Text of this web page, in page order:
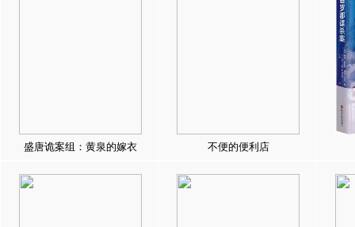
盛唐诡案组：黄泉的嫁衣 不便的便利店